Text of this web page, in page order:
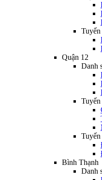
Quận 12
Danh
Bình Thạnh
Danh